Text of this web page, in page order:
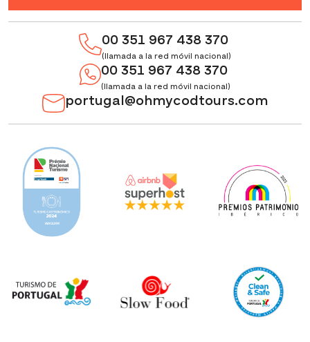
00 351 967 438 370
(llamada a la red móvil nacional)
00 351 967 438 370
(llamada a la red móvil nacional)
portugal@ohmycodtours.com